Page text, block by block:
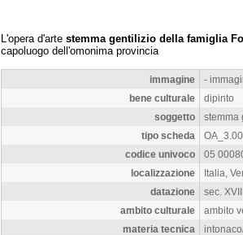
L'opera d'arte stemma gentilizio della famiglia
capoluogo dell'omonima provincia
immagine
-
bene culturale
dipinto
soggetto
stemma
tipo scheda
OA_3.00
codice univoco
05
localizzazione
Italia,
datazione
sec.
ambito culturale
ambito
materia tecnica